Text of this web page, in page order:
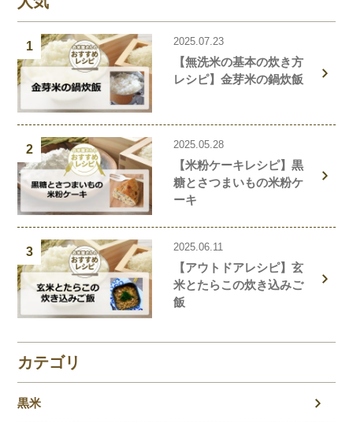
1 2025.07.23
【無洗米の基本の炊き方
レシピ】金芽米の鍋炊飯
2 2025.05.28
【米粉ケーキレシピ】黒
糖とさつまいもの米粉ケ
ーキ
3 2025.06.11
【アウトドアレシピ】玄
米とたらこの炊き込みご
飯
カテゴリ
黒米